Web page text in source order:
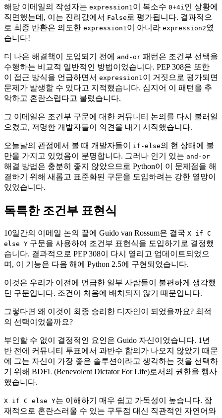
해당 이메일의 작성자는 expression1 이 복소수 0+4i 인 상황에
직면했는데, 이는 진리값에서 False 로 평가됩니다. 결과적으
로 최종 반환은 의도한 expression1 이 아니라 expression2였
습니다!
더 나은 해결책이 도입되기 전에 and-or 패턴은 조건부 선택을
수행하는 비교적 일반적인 방법이었습니다. PEP 308은 또한
이 접근 방식을 언급하면서 expression1 이 거짓으로 평가되면
문제가 발생할 수 있다고 지적했습니다. 심지어 이 패턴을 추
악하고 혼란스럽다고 불렀습니다.
그 이메일은 조건부 구문에 대한 커뮤니티 논의를 다시 불러일
으켰고, 저명한 개발자들이 의견을 내기 시작했습니다.
오늘날의 관점에서 볼 때 개발자들이 if-else의 현 상태에 불
만을 가지고 있었음이 분명합니다. 그러나 인기 있는 and-or
해결 방법은 충분히 좋지 않았으므로 Python이 이 문제점을 해
결하기 위해 새롭고 표준화된 구문을 도입하려는 강한 열망이
있었습니다.
독특한 조건부 표현식
10일간의 이메일 논의 끝에 Guido van Rossum은 결국 X if C
else Y 구문을 사용하여 조건부 표현식을 도입하기로 결정했
습니다. 결과적으로 PEP 308이 다시 열리고 업데이트되었으
며, 이 기능은 다음 해에 Python 2.5에 구현되었습니다.
이것은 우리가 이전에 언급한 일부 사람들이 불편하게 생각했
던 구문입니다. 조건이 처음에 배치되지 않기 때문입니다.
그렇다면 왜 이것이 최종 승리한 디자인이 되었을까요? 최적
의 선택이었을까요?
부인할 수 없이 결정적인 요인은 Guido 자신이었습니다. 1년
반 전에 커뮤니티 투표에서 과반수 합의가 나오지 않았기 때문
에 그는 자신이 가장 좋은 솔루션이라고 생각하는 것을 선택하
기 위해 BDFL (Benevolent Dictator For Life)로서의 권한을 행사
했습니다.
X if C else Y는 이해하기 매우 쉽고 가독성이 높습니다. 잠
재적으로 혼란스러울 수 있는 구두점 대신 직관적인 자연어와